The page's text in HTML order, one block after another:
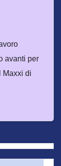
avanti per
Maxxi di